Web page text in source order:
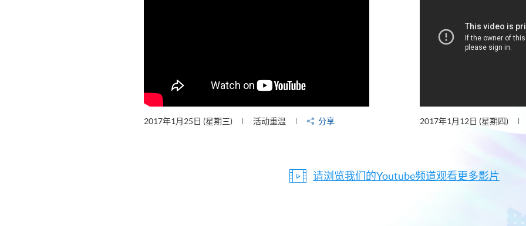
2017年1月25日 (星期三) 活动重温 分享 2017年1月12日 (星期四)
请浏览我们的Youtube频道观看更多影片